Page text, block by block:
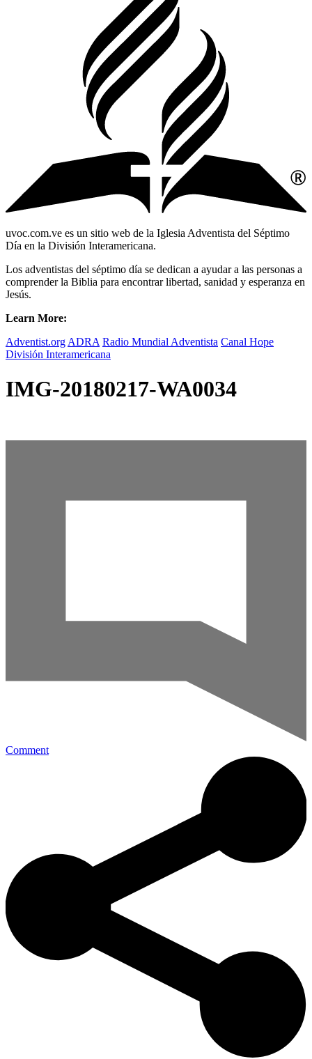
uvoc.com.ve es un sitio web de la Iglesia Adventista del Séptimo
Día en la División Interamericana.
Los adventistas del séptimo día se dedican a ayudar a las personas a
comprender la Biblia para encontrar libertad, sanidad y esperanza en
Jesús.
Learn More:
Adventist.org ADRA Radio Mundial Adventista Canal Hope
División Interamericana
IMG-20180217-WA0034
Comment